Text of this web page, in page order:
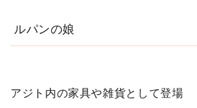
ルパンの娘
アジト内の家具や雑貨として登場